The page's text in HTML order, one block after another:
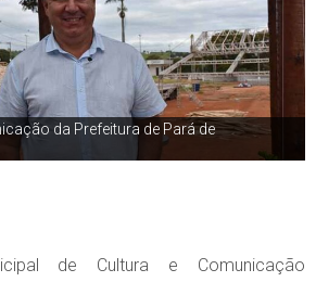
da Prefeitura de Pará de
de Cultura e Comunicação